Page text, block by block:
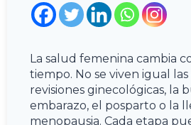
La salud femenina cambia
tiempo. No se viven igual
revisiones ginecológicas, la
embarazo, el posparto o la
menopausia. Cada etapa